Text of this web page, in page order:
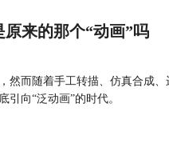
来的那个“动画”吗
然而随着手工转描、仿真合成
引向“泛动画”的时代。